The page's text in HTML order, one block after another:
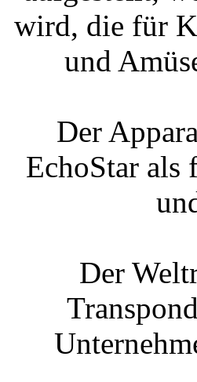
wird, die für
und
Der
EchoStar als
Der